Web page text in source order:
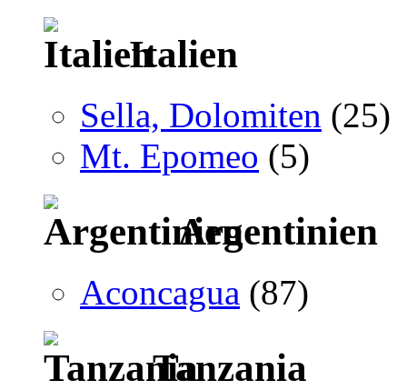
Italien
Sella, Dolomiten (25)
Mt. Epomeo (5)
Argentinien
Aconcagua (87)
Tanzania